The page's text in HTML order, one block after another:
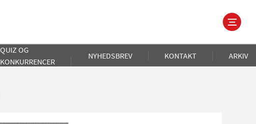
QUIZ OG
KONKURRENCER
NYHEDSBREV KONTAKT ARKIV